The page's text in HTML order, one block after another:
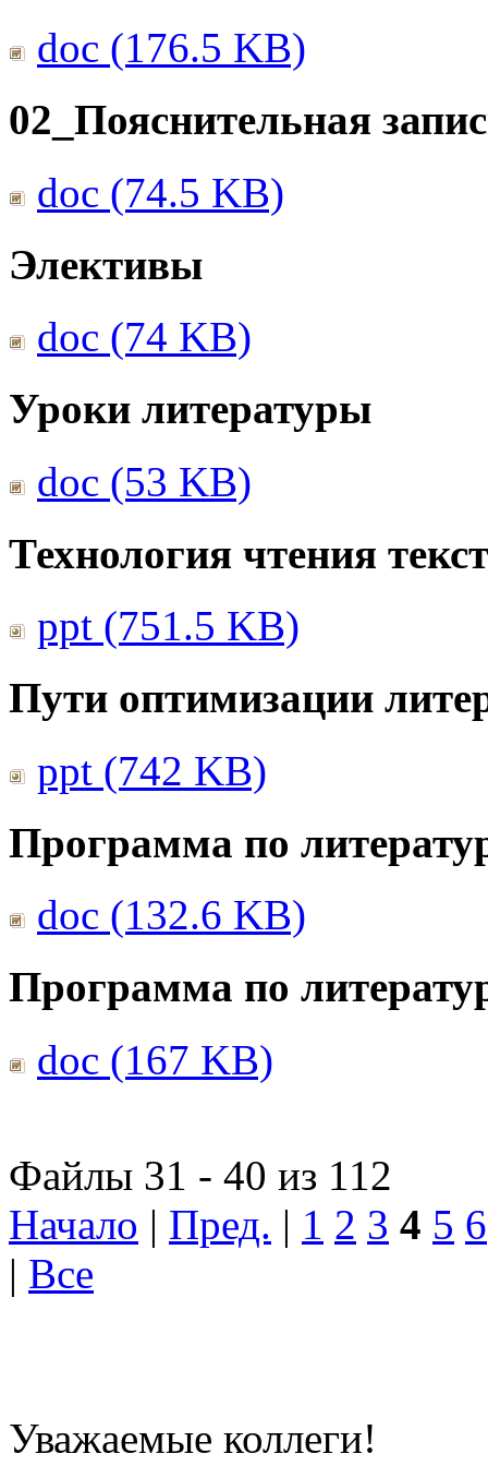
doc (176.5 KB)
02_Пояснительная
doc (74.5 KB)
Элективы
doc (74 KB)
Уроки литературы
doc (53 KB)
Технология чтения
ppt (751.5 KB)
Пути оптимизации
ppt (742 KB)
Программа по
doc (132.6 KB)
Программа по
doc (167 KB)
Файлы 31 - 40 из 112
Начало | Пред. | 1 2 3 4 5 6
| Все
Уважаемые коллеги!